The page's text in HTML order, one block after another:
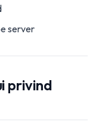
server
privind